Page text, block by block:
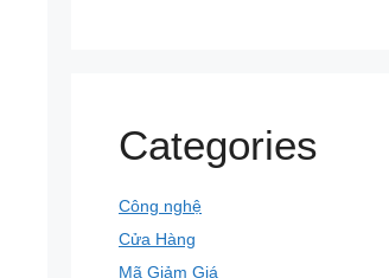
Categories
Công nghệ
Cửa Hàng
Mã Giảm Giá